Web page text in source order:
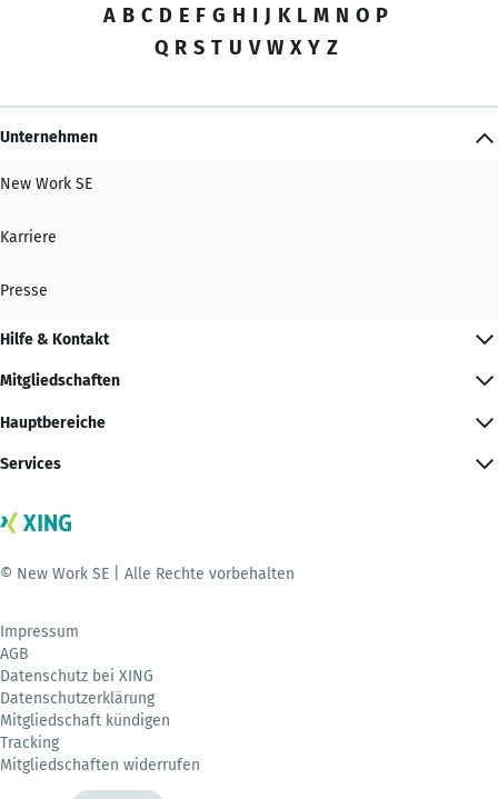
A B C D E F G H I J K L M N O P
Q R S T U V W X Y Z
Unternehmen
New Work SE
Karriere
Presse
Hilfe & Kontakt
Mitgliedschaften
Hauptbereiche
Services
© New Work SE | Alle Rechte vorbehalten
Impressum
AGB
Datenschutz bei XING
Datenschutzerklärung
Mitgliedschaft kündigen
Tracking
Mitgliedschaften widerrufen